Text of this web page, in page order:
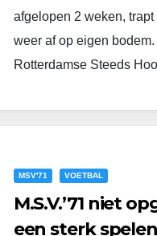
afgelopen 2 weken,
weer af op eigen
Rotterdamse Steeds
MSV'71 VOETBAL
M.S.V.’71 niet
een sterk